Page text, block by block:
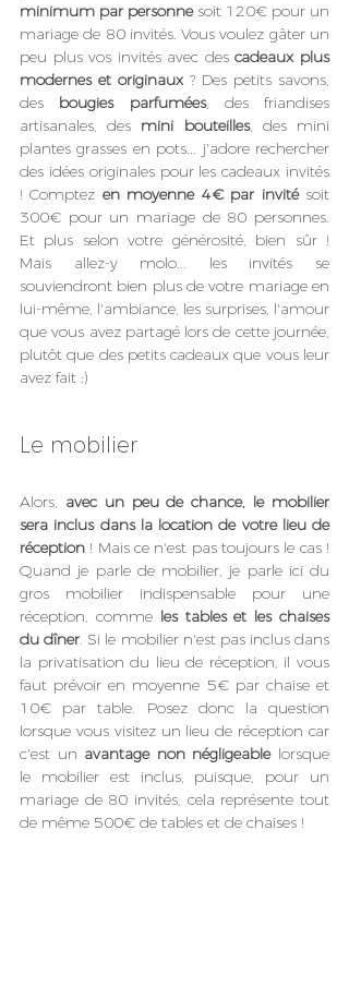
minimum par personne soit 120€ pour un
mariage de 80 invités. Vous voulez gâter un
peu plus vos invités avec des cadeaux plus
modernes et originaux ? Des petits savons,
des bougies parfumées, des friandises
artisanales, des mini bouteilles, des mini
plantes grasses en pots... j'adore rechercher
des idées originales pour les cadeaux invités
! Comptez en moyenne 4€ par invité soit
300€ pour un mariage de 80 personnes.
Et plus selon votre générosité, bien sûr !
Mais allez-y molo... les invités se
souviendront bien plus de votre mariage en
lui-même, l'ambiance, les surprises, l'amour
que vous avez partagé lors de cette journée,
plutôt que des petits cadeaux que vous leur
avez fait ;)
Le mobilier
Alors, avec un peu de chance, le mobilier
sera inclus dans la location de votre lieu de
réception ! Mais ce n'est pas toujours le cas !
Quand je parle de mobilier, je parle ici du
gros mobilier indispensable pour une
réception, comme les tables et les chaises
du dîner. Si le mobilier n'est pas inclus dans
la privatisation du lieu de réception, il vous
faut prévoir en moyenne 5€ par chaise et
10€ par table. Posez donc la question
lorsque vous visitez un lieu de réception car
c'est un avantage non négligeable lorsque
le mobilier est inclus, puisque, pour un
mariage de 80 invités, cela représente tout
de même 500€ de tables et de chaises !